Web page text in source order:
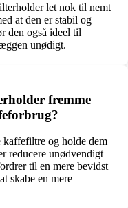
let nok til nemt
at den er stabil og
den også ideel til
unødigt.
fremme
kaffefiltre og holde dem
reducere unødvendigt
til en mere bevidst
skabe en mere